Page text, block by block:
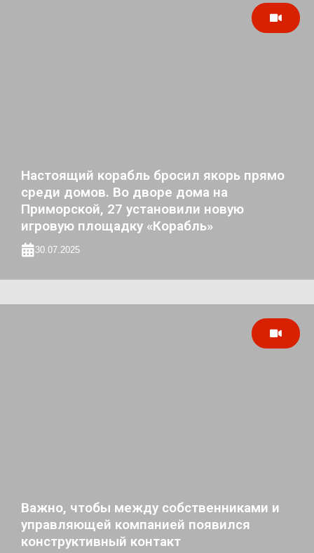
Настоящий корабль бросил якорь прямо
среди домов. Во дворе дома на
Приморской, 27 установили новую
игровую площадку «Корабль»
30.07.2025
Важно, чтобы между собственниками и
управляющей компанией появился
конструктивный контакт